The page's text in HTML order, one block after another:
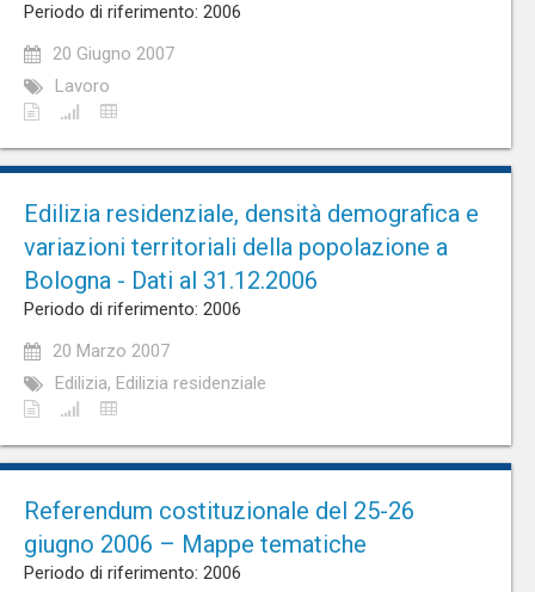
Periodo di riferimento: 2006
20 Giugno 2007
Lavoro
Edilizia residenziale, densità demografica e
variazioni territoriali della popolazione a
Bologna - Dati al 31.12.2006
Periodo di riferimento: 2006
20 Marzo 2007
Edilizia, Edilizia residenziale
Referendum costituzionale del 25-26
giugno 2006 – Mappe tematiche
Periodo di riferimento: 2006